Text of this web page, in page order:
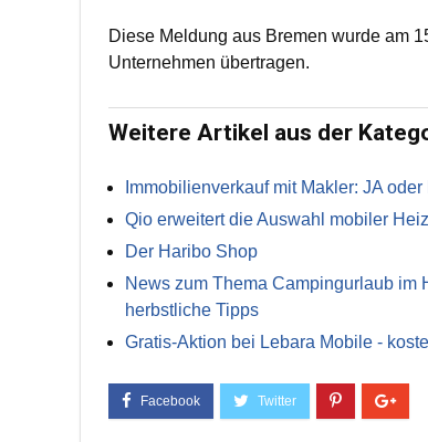
Diese Meldung aus Bremen wurde am
Unternehmen übertragen.
Weitere Artikel aus der
Immobilienverkauf mit Makler: JA oder
Qio erweitert die Auswahl mobiler
Der Haribo Shop
News zum Thema Campingurlaub im
herbstliche Tipps
Gratis-Aktion bei Lebara Mobile -